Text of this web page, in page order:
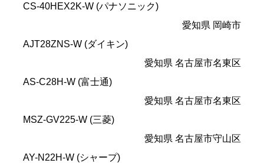
CS-40HEX2K-W (パナソニック)
愛知県 岡崎市
AJT28ZNS-W (ダイキン)
愛知県 名古屋市名東区
AS-C28H-W (富士通)
愛知県 名古屋市名東区
MSZ-GV225-W (三菱)
愛知県 名古屋市守山区
AY-N22H-W (シャープ)